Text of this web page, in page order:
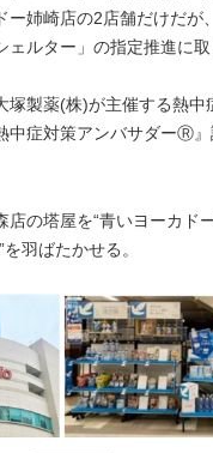
ー姉崎店の2店舗だけだが
ェルター」の指定推進に取
塚製薬(株)が主催する熱中
中症対策アンバサダーⓇ
店の塔屋を“青いヨーカド
羽ばたかせる。